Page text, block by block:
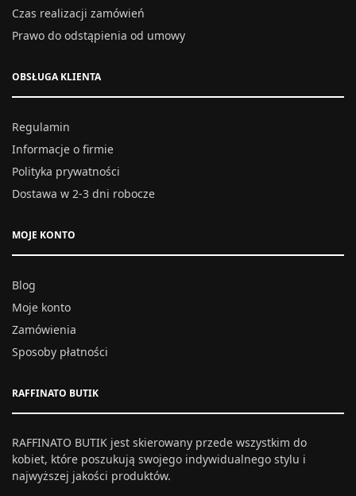
Czas realizacji zamówień
Prawo do odstąpienia od umowy
OBSŁUGA KLIENTA
Regulamin
Informacje o firmie
Polityka prywatności
Dostawa w 2-3 dni robocze
MOJE KONTO
Blog
Moje konto
Zamówienia
Sposoby płatności
RAFFINATO BUTIK
RAFFINATO BUTIK jest skierowany przede wszystkim do
kobiet, które poszukują swojego indywidualnego stylu i
najwyższej jakości produktów.